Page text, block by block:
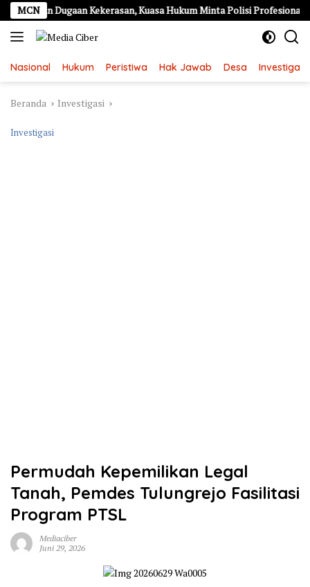
Langsung
ke
konten
MCNDugaan Kekerasan, Kuasa Hukum Minta Polisi Profesional
Nasional Hukum Peristiwa Hak Jawab Desa Investigasi
Beranda Investigasi
Investigasi
Permudah Kepemilikan Legal
Tanah, Pemdes Tulungrejo Fasilitasi
Program PTSL
Mediaciber
Juni 29, 2026